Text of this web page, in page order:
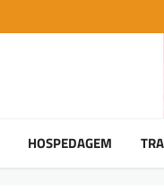
HOSPEDAGEM